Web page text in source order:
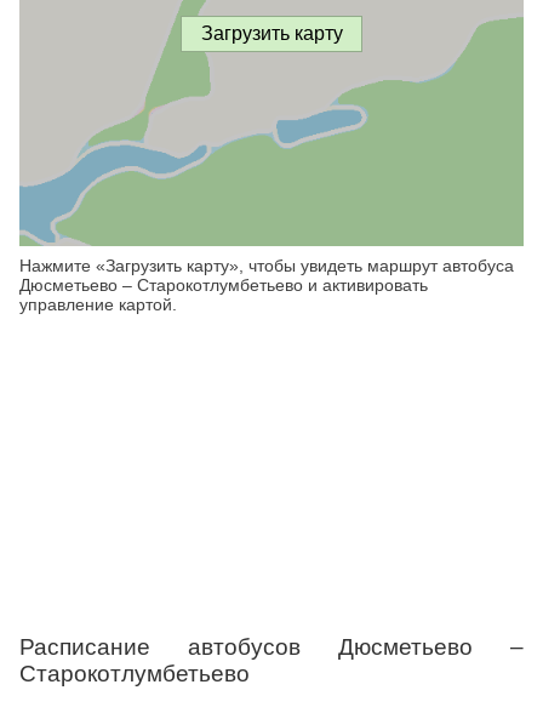
Загрузить карту
Нажмите «Загрузить карту», чтобы увидеть маршрут автобуса
Дюсметьево – Старокотлумбетьево и активировать
управление картой.
Расписание автобусов Дюсметьево –
Старокотлумбетьево